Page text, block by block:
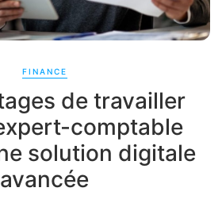
FINANCE
de travailler
comptable
solution digitale
avancée